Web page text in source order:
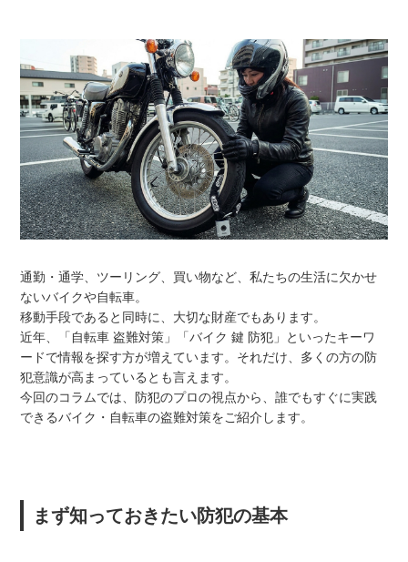
通勤・通学、ツーリング、買い物など、私たちの生活に欠かせ
ないバイクや自転車。
移動手段であると同時に、大切な財産でもあります。
近年、「自転車 盗難対策」「バイク 鍵 防犯」といったキーワ
ードで情報を探す方が増えています。それだけ、多くの方の防
犯意識が高まっているとも言えます。
今回のコラムでは、防犯のプロの視点から、誰でもすぐに実践
できるバイク・自転車の盗難対策をご紹介します。
まず知っておきたい防犯の基本